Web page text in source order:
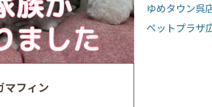
マフィン
ゆめタウン呉
ペットプラザ